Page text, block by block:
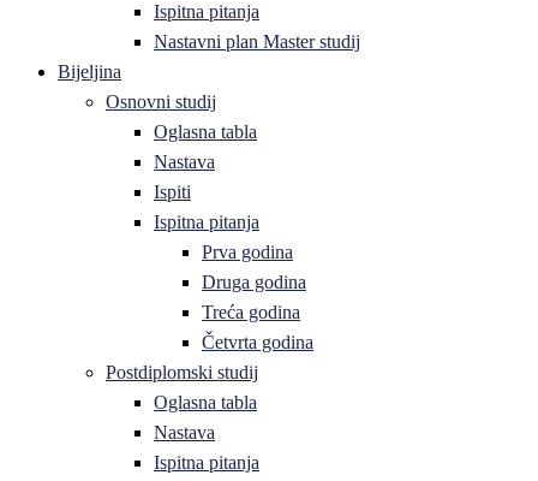
Ispitna pitanja
Nastavni plan Master studij
Bijeljina
Osnovni studij
Oglasna tabla
Nastava
Ispiti
Ispitna pitanja
Prva godina
Druga godina
Treća godina
Četvrta godina
Postdiplomski studij
Oglasna tabla
Nastava
Ispitna pitanja